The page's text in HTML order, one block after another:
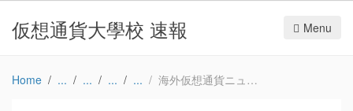
仮想通貨大學校 速報 Menu
Home 海外仮想通貨ニュース：Cryptocurrency latest news – Bitcoin price down today on Coinbase as Suex exchange sanctioned for ‘… – The Sun